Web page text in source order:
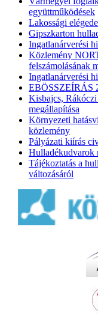
együttműködések
Lakossági
Gipszkarton
Ingatlanárverési
Közlemény
felszámolásának
Ingatlanárverési
EBÖSSZEÍRÁS
Kisbajcs,
megállapítása
Környezeti
közlemény
Pályázati kiírás
Hulladékudvarok
Tájékoztatás a
változásáról